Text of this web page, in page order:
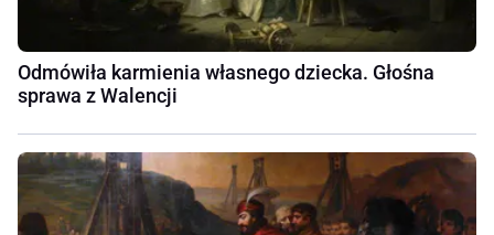
Odmówiła karmienia własnego dziecka. Głośna
sprawa z Walencji